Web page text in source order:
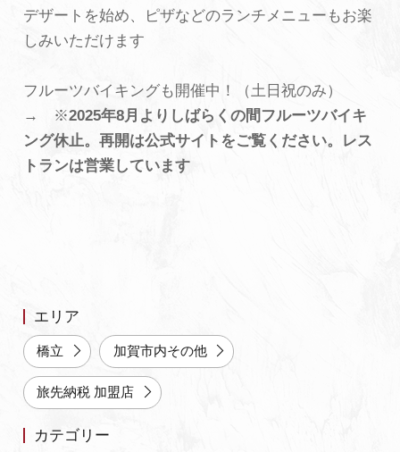
デザートを始め、ピザなどのランチメニューもお楽
しみいただけます
フルーツバイキングも開催中！（土日祝のみ）
→ ※2025年8月よりしばらくの間フルーツバイキ
ング休止。再開は公式サイトをご覧ください。レス
トランは営業しています
エリア
橋立 加賀市内その他
旅先納税 加盟店
カテゴリー